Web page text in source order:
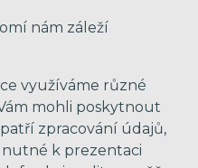
nám záleží
využíváme různé
mohli poskytnout
zpracování údajů,
k prezentaci